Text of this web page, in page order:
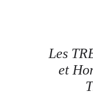
Les
et